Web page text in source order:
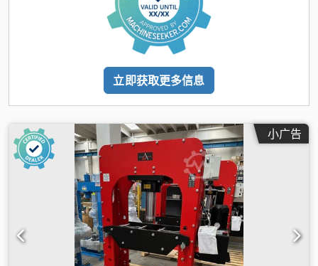
立即获取更多信息
小广告